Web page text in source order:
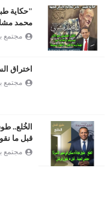
"حكاية
محمد
مجتمع
اختراق
مجتمع
الخُلع..
قبل ما
مجتمع